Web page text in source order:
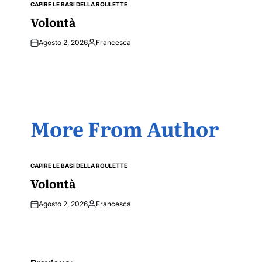
POSTED
CAPIRE LE BASI DELLA ROULETTE
Volontà
Agosto 2, 2026PostedFrancesca
More From Author
POSTED
CAPIRE LE BASI DELLA ROULETTE
Volontà
Agosto 2, 2026PostedFrancesca